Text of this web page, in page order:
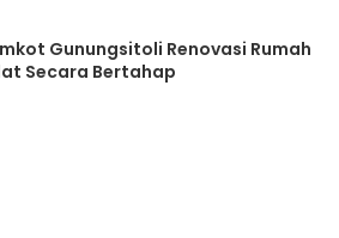
Gunungsitoli Renovasi Rumah
Secara Bertahap